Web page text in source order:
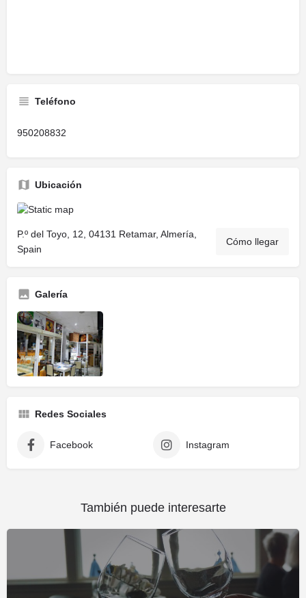
Teléfono
950208832
Ubicación
P.º del Toyo, 12, 04131 Retamar, Almería,
Spain
Cómo llegar
Galería
Redes Sociales
Facebook Instagram
También puede interesarte